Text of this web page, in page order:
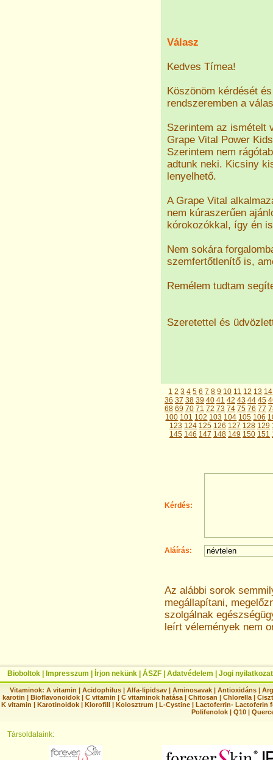
Válasz
Kedves Tímea!
Köszönöm kérdését
rendszeremben a
Szerintem az ismételt
Grape Vital Power
Szerintem nem
adtunk neki. Kicsiny
lenyelhető.
A Grape Vital
nem kúraszerűen
kórokozókkal, így én
Nem sokára
szemfertőtlenítő is,
Remélem tudtam
Szeretettel és
1 2 3 4 5 6 7 8 9 10 11 12 13 14
36 37 38 39 40 41 42 43 44 45
68 69 70 71 72 73 74 75 76 77
100 101 102 103 104 105 106
123 124 125 126 127 128 129
145 146 147 148 149 150 151
Kérdés:
Aláírás:
Az alábbi sorok
megállapítani,
szolgálnak
leírt vélemények nem
Bioboltok Impresszum Írjon nekünk ÁSZF Adatvédelem Jogi nyilatkozat
Vitaminok: A vitamin |Acidophilus |Alfa-lipidsav |Aminosavak |Antioxidáns |
karotin | Bioflavonoidok | C vitamin | C vitaminok hatása | Chitosan | Chlorella |
K vitamin | Karotinoidok | Klorofill | Kolosztrum | L-Cystine | Lactoferrin- Lactoferin
Polifenolok |Q10 |
Társoldalaink: